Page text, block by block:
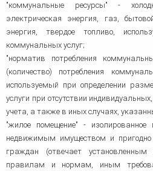
"коммунальные ресурсы" -
электрическая энергия, газ,
энергия, твердое топливо,
коммунальных услуг;
"норматив потребления
(количество) потребления
используемый при определении
услуги при отсутствии
учета, а также в иных случаях,
"жилое помещение" - изолированное
недвижимым имуществом и пригодно
граждан (отвечает
правилам и нормам, иным